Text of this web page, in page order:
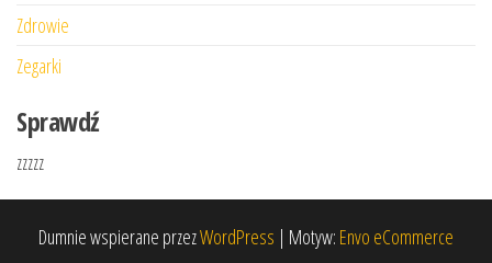
Zdrowie
Zegarki
Sprawdź
zzzzz
Dumnie wspierane przezWordPress | Motyw: Envo eCommerce